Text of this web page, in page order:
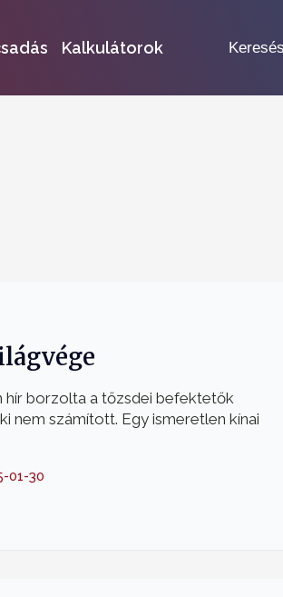
Kalkulátorok
hír borzolta a tőzsdei befektetők
nem számított. Egy ismeretlen kínai
01-30